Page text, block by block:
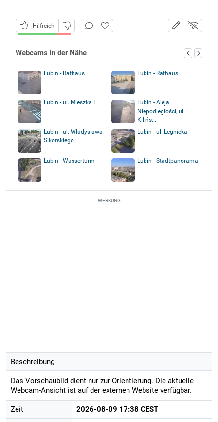
Hilfreich
Webcams in der Nähe
Lubin - Rathaus Lubin - Rathaus
Lubin - ul. Mieszka I
Lubin - Aleja
Niepodległości, ul.
Kilińs...
Lubin - ul. Władysława
Sikorskiego
Lubin - ul. Legnicka
Lubin - Wasserturm Lubin - Stadtpanorama
WERBUNG
Beschreibung
Das Vorschaubild dient nur zur Orientierung. Die aktuelle
Webcam-Ansicht ist auf der externen Website verfügbar.
Zeit 2026-08-09 17:38 CEST